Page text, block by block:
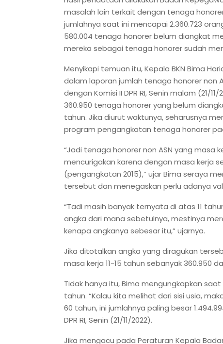
masalah lain terkait dengan tenaga
jumlahnya saat ini mencapai 2.360.723
580.004 tenaga honorer belum diangkat
mereka sebagai tenaga honorer sudah
Menyikapi temuan itu, Kepala BKN Bima
dalam laporan jumlah tenaga honorer non
dengan Komisi II DPR RI, Senin malam (21/
360.950 tenaga honorer yang belum
tahun. Jika diurut waktunya, seharusnya
program pengangkatan tenaga honorer
“Jadi tenaga honorer non ASN yang masa
mencurigakan karena dengan masa kerja
(pengangkatan 2015),” ujar Bima seraya
tersebut dan menegaskan perlu adanya
“Tadi masih banyak ternyata di atas 11
angka dari mana sebetulnya, mestinya
kenapa angkanya sebesar itu,” ujarnya.
Jika ditotalkan angka yang diragukan
masa kerja 11-15 tahun sebanyak 360.950
Tidak hanya itu, Bima mengungkapkan
tahun. “Kalau kita melihat dari sisi usia,
60 tahun, ini jumlahnya paling besar
DPR RI, Senin (21/11/2022).
Jika mengacu pada Peraturan Kepala